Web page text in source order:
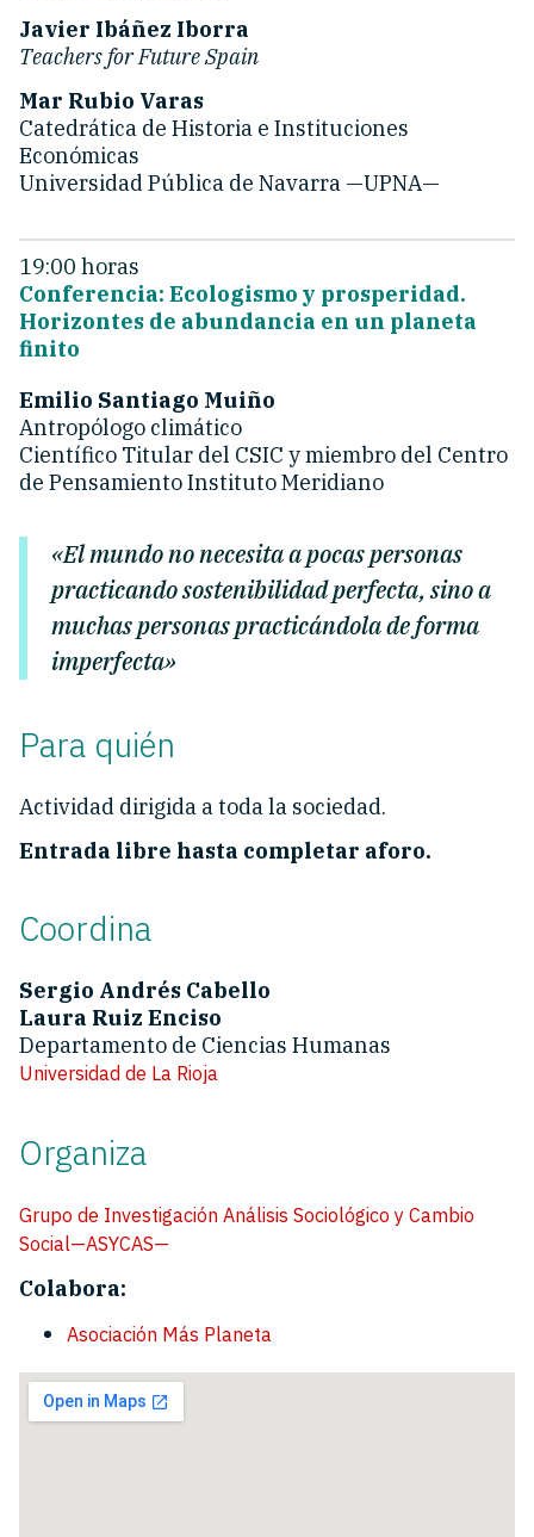
Javier Ibáñez Iborra
Teachers for Future Spain
Mar Rubio Varas
Catedrática de Historia e Instituciones
Económicas
Universidad Pública de Navarra —UPNA—
19:00 horas
Conferencia: Ecologismo y prosperidad.
Horizontes de abundancia en un planeta
finito
Emilio Santiago Muiño
Antropólogo climático
Científico Titular del CSIC y miembro del Centro
de Pensamiento Instituto Meridiano
«El mundo no necesita a pocas personas
practicando sostenibilidad perfecta, sino a
muchas personas practicándola de forma
imperfecta»
Para quién
Actividad dirigida a toda la sociedad.
Entrada libre hasta completar aforo.
Coordina
Sergio Andrés Cabello
Laura Ruiz Enciso
Departamento de Ciencias Humanas
Universidad de La Rioja
Organiza
Grupo de Investigación Análisis Sociológico y Cambio
Social—ASYCAS—
Colabora:
Asociación Más Planeta